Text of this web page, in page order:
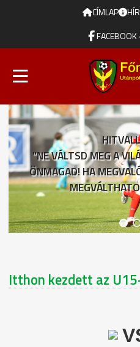
CÍMLAP
FACEBOOK
"NE VÁLTSD MEG A
ÖNMAGAD! HA
Itthon kezdett az